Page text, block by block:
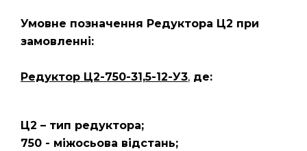
Умовне позначення Редуктора Ц2 при
замовленні:
Редуктор Ц2-750-31,5-12-У3, де:
Ц2 – тип редуктора;
750 - міжосьова відстань;